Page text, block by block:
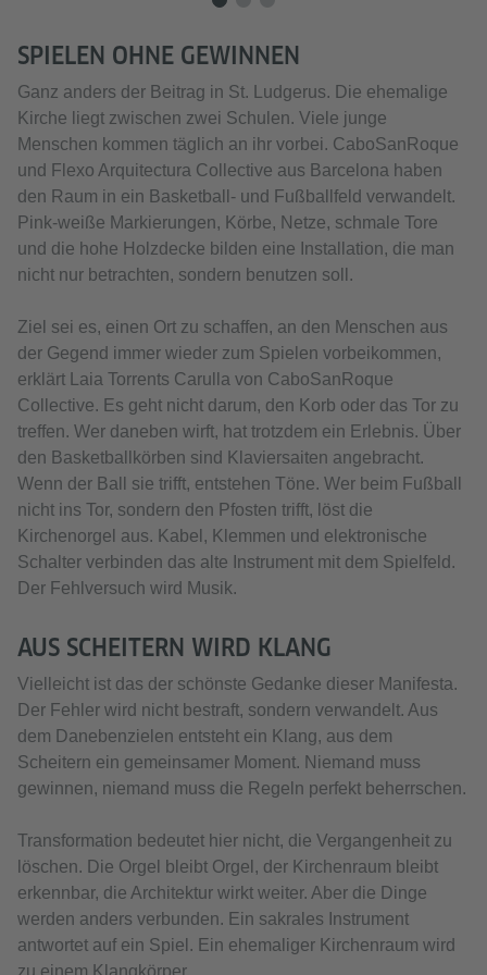
SPIELEN OHNE GEWINNEN
Ganz anders der Beitrag in St. Ludgerus. Die ehemalige
Kirche liegt zwischen zwei Schulen. Viele junge
Menschen kommen täglich an ihr vorbei. CaboSanRoque
und Flexo Arquitectura Collective aus Barcelona haben
den Raum in ein Basketball- und Fußballfeld verwandelt.
Pink-weiße Markierungen, Körbe, Netze, schmale Tore
und die hohe Holzdecke bilden eine Installation, die man
nicht nur betrachten, sondern benutzen soll.
Ziel sei es, einen Ort zu schaffen, an den Menschen aus
der Gegend immer wieder zum Spielen vorbeikommen,
erklärt Laia Torrents Carulla von CaboSanRoque
Collective. Es geht nicht darum, den Korb oder das Tor zu
treffen. Wer daneben wirft, hat trotzdem ein Erlebnis. Über
den Basketballkörben sind Klaviersaiten angebracht.
Wenn der Ball sie trifft, entstehen Töne. Wer beim Fußball
nicht ins Tor, sondern den Pfosten trifft, löst die
Kirchenorgel aus. Kabel, Klemmen und elektronische
Schalter verbinden das alte Instrument mit dem Spielfeld.
Der Fehlversuch wird Musik.
AUS SCHEITERN WIRD KLANG
Vielleicht ist das der schönste Gedanke dieser Manifesta.
Der Fehler wird nicht bestraft, sondern verwandelt. Aus
dem Danebenzielen entsteht ein Klang, aus dem
Scheitern ein gemeinsamer Moment. Niemand muss
gewinnen, niemand muss die Regeln perfekt beherrschen.
Transformation bedeutet hier nicht, die Vergangenheit zu
löschen. Die Orgel bleibt Orgel, der Kirchenraum bleibt
erkennbar, die Architektur wirkt weiter. Aber die Dinge
werden anders verbunden. Ein sakrales Instrument
antwortet auf ein Spiel. Ein ehemaliger Kirchenraum wird